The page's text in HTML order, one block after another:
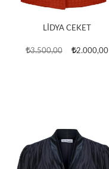
LİDYA CEKET
3.500,00 2.000,00